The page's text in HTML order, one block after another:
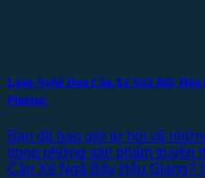
Làng Nghề Đan Cần Xé Ngã Bảy
Phương
Bạn đã bao giờ tự hỏi về
trong những sản phẩm truyền
Cần Xé Ngã Bảy Hậu Giang?